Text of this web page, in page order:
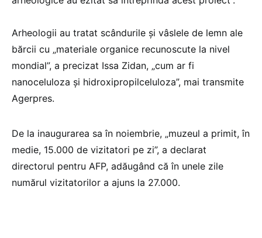
Arheologii au tratat scândurile și vâslele de lemn ale
bărcii cu „materiale organice recunoscute la nivel
mondial”, a precizat Issa Zidan, „cum ar fi
nanoceluloza și hidroxipropilceluloza”, mai transmite
Agerpres.
De la inaugurarea sa în noiembrie, „muzeul a primit, în
medie, 15.000 de vizitatori pe zi”, a declarat
directorul pentru AFP, adăugând că în unele zile
numărul vizitatorilor a ajuns la 27.000.